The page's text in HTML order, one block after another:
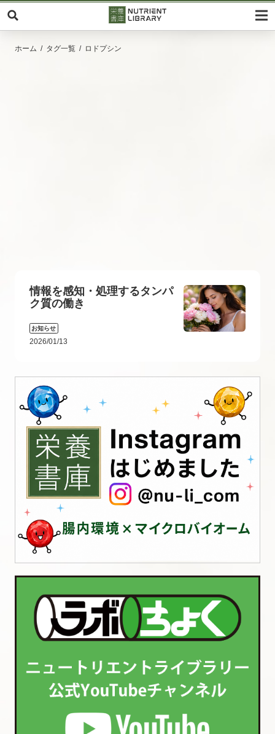
ホーム タグ一覧 ロドプシン
情報を感知・処理するタンパ
ク質の働き
お知らせ
2026/01/13